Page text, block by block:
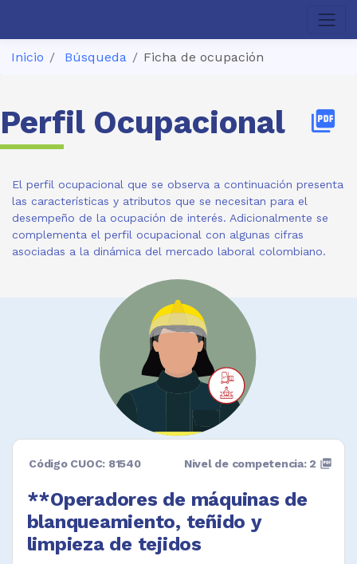
Inicio Búsqueda Ficha de ocupación
Perfil Ocupacional picture_as_pdf
El perfil ocupacional que se observa a continuación presenta
las características y atributos que se necesitan para el
desempeño de la ocupación de interés. Adicionalmente se
complementa el perfil ocupacional con algunas cifras
asociadas a la dinámica del mercado laboral colombiano.
Código CUOC: 81540
**Operadores de máquinas de
blanqueamiento, teñido y
limpieza de tejidos
Nivel de competencia: 2 picture_as_pdf